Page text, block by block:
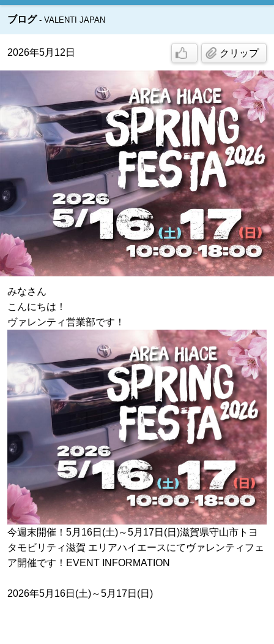
ブログ VALENTI JAPAN
2026年5月12日 クリップ
みなさん
こんにちは！
ヴァレンティ営業部です！
今週末開催！5月16日(土)～5月17日(日)滋賀県守山市トヨ
タモビリティ滋賀 エリアハイエースにてヴァレンティフェ
ア開催です！EVENT INFORMATION
2026年5月16日(土)～5月17日(日)